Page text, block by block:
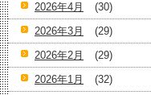
2026年4月
(30)
2026年3月
(29)
2026年2月
(29)
2026年1月
(32)